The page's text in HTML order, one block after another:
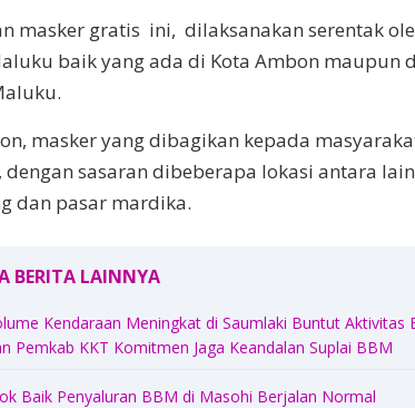
masker gratis ini, dilaksanakan serentak
baik yang ada di Kota Ambon maupun
masker yang dibagikan kepada
dengan sasaran dibeberapa lokasi antara
dan pasar mardika.
BERITA LAINNYA
Kendaraan Meningkat di Saumlaki Buntut Aktivitas
Pemkab KKT Komitmen Jaga Keandalan Suplai BBM
Baik Penyaluran BBM di Masohi Berjalan Normal